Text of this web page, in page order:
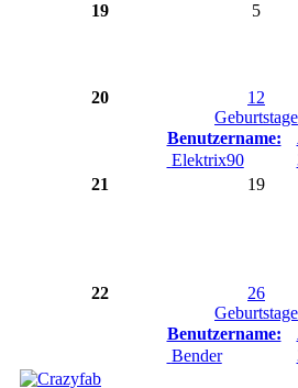
19 5
20
12
Geburtstage
Benutzername:
Elektrix90
21 19
22
26
Geburtstage
Benutzername:
Bender